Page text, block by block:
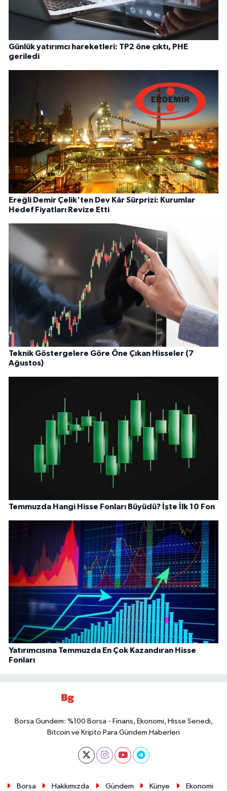
Günlük yatırımcı hareketleri: TP2 öne çıktı, PHE
geriledi
Ereğli Demir Çelik'ten Dev Kâr Sürprizi: Kurumlar
Hedef Fiyatları Revize Etti
Teknik Göstergelere Göre Öne Çıkan Hisseler (7
Ağustos)
Temmuzda Hangi Hisse Fonları Büyüdü? İşte İlk 10 Fon
Yatırımcısına Temmuzda En Çok Kazandıran Hisse
Fonları
Borsa Gundem: %100 Borsa - Finans, Ekonomi, Hisse Senedi,
Bitcoin ve Kripto Para Gündem Haberleri
Borsa Hakkımızda Gündem Künye Ekonomi